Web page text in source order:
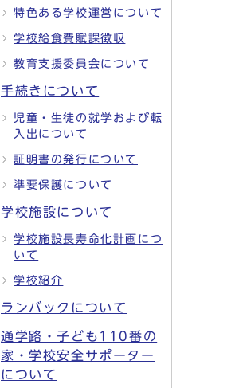
特色ある学校運営について
学校給食費賦課徴収
教育支援委員会について
手続きについて
児童・生徒の就学および転
入出について
証明書の発行について
準要保護について
学校施設について
学校施設長寿命化計画につ
いて
学校紹介
ランバックについて
通学路・子ども110番の
家・学校安全サポーター
について